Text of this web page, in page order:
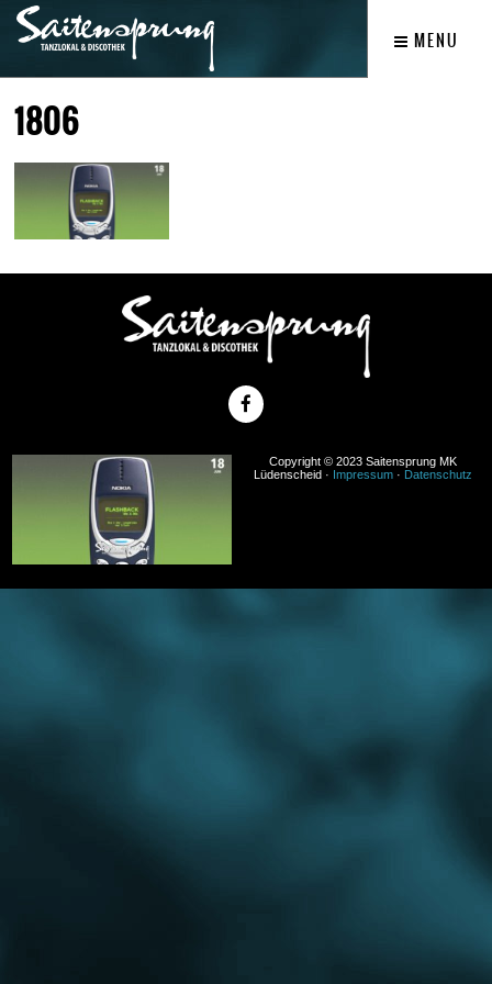
MENU
1806
Copyright © 2023 Saitensprung MK
Lüdenscheid · Impressum· Datenschutz